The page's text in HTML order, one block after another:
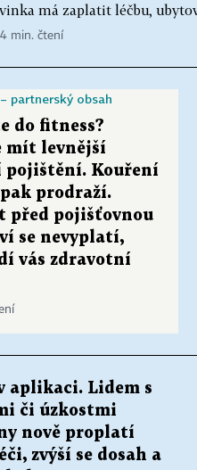
má zaplatit léčbu,
min. čtení
partnerský obsah
do fitness?
mít levnější
pojištění. Kouření
prodraží.
před pojišťovnou
se nevyplatí,
vás zdravotní
aplikaci. Lidem s
či úzkostmi
nově proplatí
zvýší se dosah a